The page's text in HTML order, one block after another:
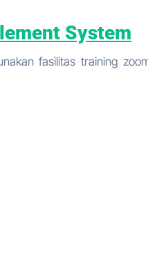
System
fasilitas training